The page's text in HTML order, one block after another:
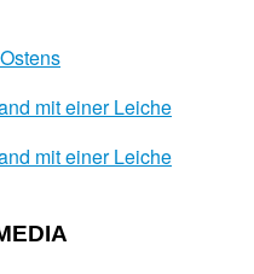
mit einer Leiche
mit einer Leiche